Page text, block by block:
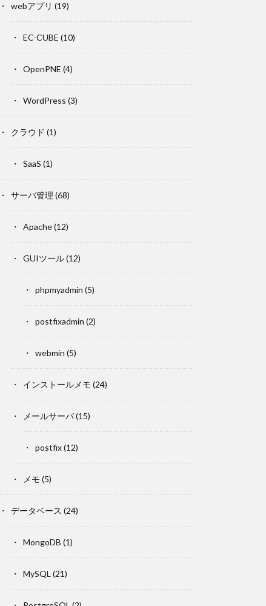
webアプリ (19)
EC-CUBE (10)
OpenPNE (4)
WordPress (3)
クラウド (1)
SaaS (1)
サーバ管理 (68)
Apache(12)
GUIツール(12)
phpmyadmin (5)
postfixadmin (2)
webmin (5)
インストールメモ (24)
メールサーバ(15)
postfix(12)
メモ (5)
データベース (24)
MongoDB (1)
MySQL (21)